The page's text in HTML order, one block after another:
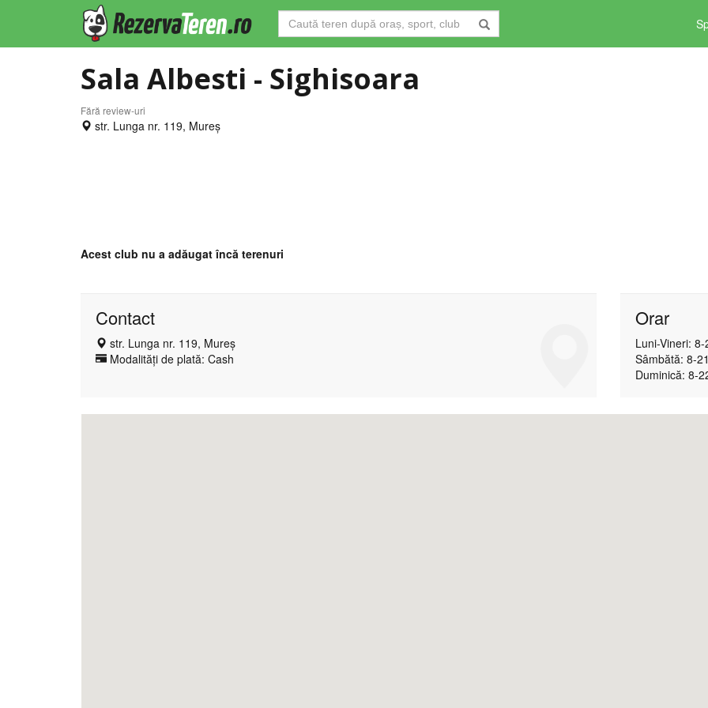
Sala Albesti - Sighisoara
Fără review-uri
str. Lunga nr. 119, Mureș
Acest club nu a adăugat încă terenuri
Contact
str. Lunga nr. 119, Mureș
Modalități de plată: Cash
Orar
Luni-Vineri: 8-
Sâmbătă: 8-
Duminică: 8-